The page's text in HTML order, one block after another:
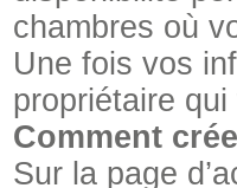
chambres où
Une fois vos
propriétaire
Comment
Sur la page